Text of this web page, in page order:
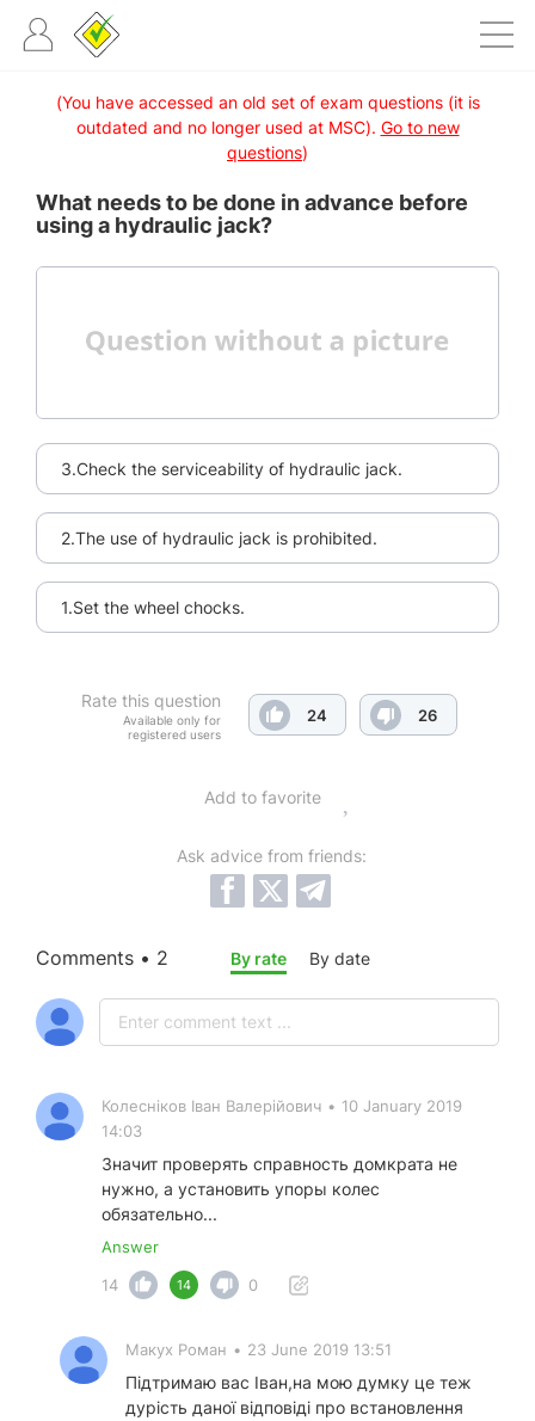
(You have accessed an old set of exam questions (it is
outdated and no longer used at MSC). Go to new
questions)
What needs to be done in advance before
using a hydraulic jack?
3.Check the serviceability of hydraulic jack.
2.The use of hydraulic jack is prohibited.
1.Set the wheel chocks.
Rate this question
Available only for
registered users
24 26
Add to favorite
Ask advice from friends:
Comments • 2 By rate By date
Колесніков Іван Валерійович • 10 January 2019
14:03
Значит проверять справность домкрата не
нужно, а установить упоры колес
обязательно...
Answer
14
14 0
Макух Роман • 23 June 2019 13:51
Підтримаю вас Іван,на мою думку це теж
дурість даної відповіді про встановлення